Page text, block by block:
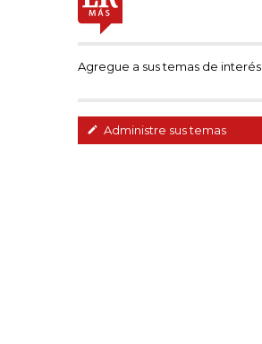
Agregue a sus temas de interés
Administre sus temas